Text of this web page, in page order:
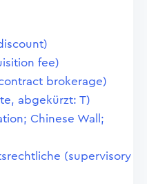
fee)
brokerage)
abgekürzt: T)
Chinese Wall;
(supervisory